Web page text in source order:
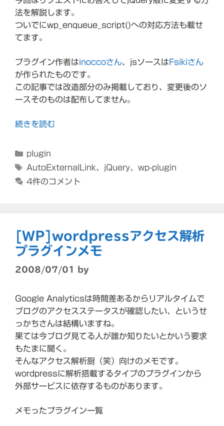
法を解説します。
ついでにwp_enqueue_script()への対応方法も載せ
てます。
プラグイン作者はinoccoさん、jsソースはFsikiさん
が作られたものです。
この記事では改造部分のみ掲載しており、変更後のソ
ースそのものは配布してません。
続きを読む
カ
テ
リ
plugin
タ
グ
AutoExternalLink、 jQuery、 wp-plugin
4件のコメント
[WP]wordpressアクセス解析
プラグインメモ
2008/07/01 by
Google Analyticsは時間差あるからリアルタイムで
ブログのアクセスステータスが確認したい、というせ
っかちさんは結構いますね。
果ては今ブログ見てる人が誰か知りたいとかいう要求
もたまに聞く。
そんなアクセス解析厨（笑）向けのメモです。
wordpressに解析搭載するタイプのプラグインから
外部サービスに依存するものがあります。
メモったプラグイン一覧